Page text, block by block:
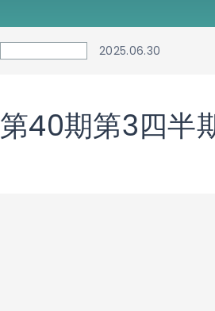
2025.06.30
第40期第3四半